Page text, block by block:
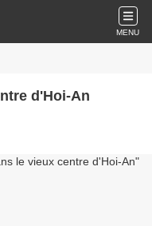
MENU
d'Hoi-An